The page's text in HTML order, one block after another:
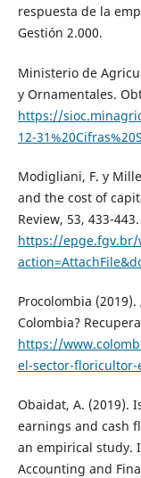
respuesta de la
Gestión 2.000.
Ministerio de
y Ornamentales.
https://
12-
Modigliani, F. y
and the cost of
Review, 53, 433-443.
https://epge.fgv.br/
Procolombia
Colombia?
https://
el-sector-floricultor-
Obaidat, A. (2019).
earnings and cash
an empirical study.
Accounting and